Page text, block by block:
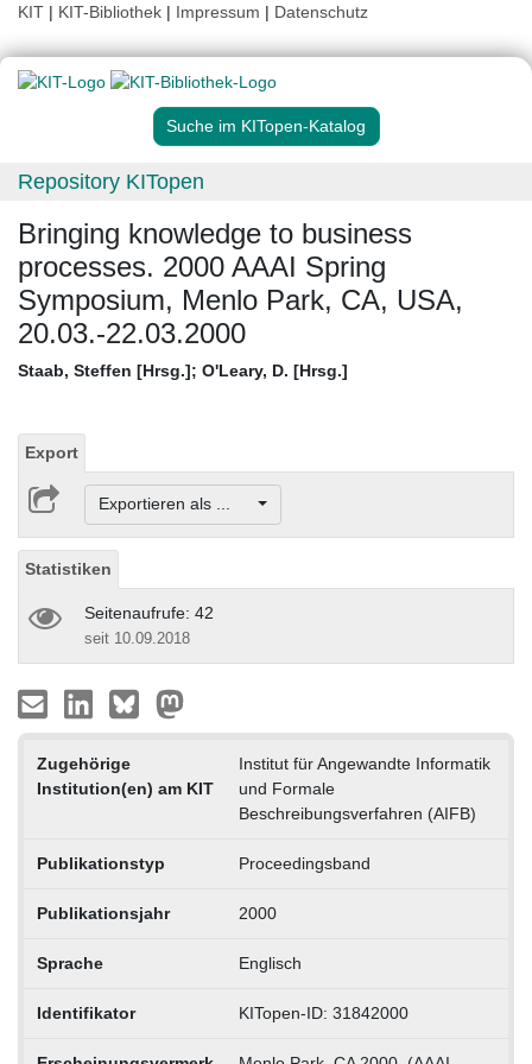
KIT | KIT-Bibliothek | Impressum | Datenschutz
Suche im KITopen-Katalog
Repository KITopen
Bringing knowledge to business
processes. 2000 AAAI Spring
Symposium, Menlo Park, CA, USA,
20.03.-22.03.2000
Staab, Steffen [Hrsg.]; O'Leary, D. [Hrsg.]
Export
Exportieren als ...
Statistiken
Seitenaufrufe: 42
seit 10.09.2018
Zugehörige
Institution(en) am KIT
Institut für Angewandte Informatik
und Formale
Beschreibungsverfahren (AIFB)
Publikationstyp Proceedingsband
Publikationsjahr 2000
Sprache Englisch
Identifikator KITopen-ID: 31842000